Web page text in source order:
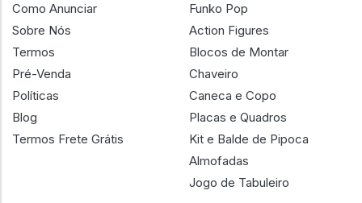
Como Anunciar
Sobre Nós
Termos
Pré-Venda
Políticas
Blog
Termos Frete Grátis
Funko Pop
Action Figures
Blocos de Montar
Chaveiro
Caneca e Copo
Placas e Quadros
Kit e Balde de Pipoca
Almofadas
Jogo de Tabuleiro